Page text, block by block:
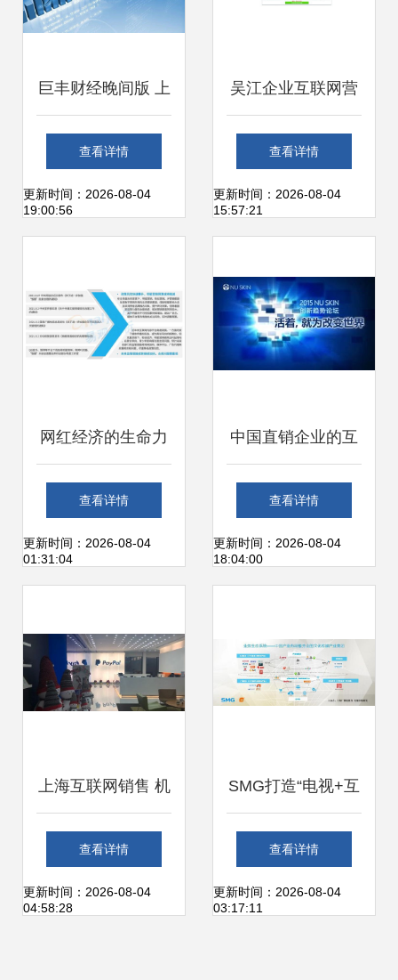
巨丰财经晚间版 上
海互联网销售板块
投资机遇深度解析
查看详情
更新时间：2026-08-04
19:00:56
吴江企业互联网营
销与网站建设指南
本地优质服务商与
查看详情
更新时间：2026-08-04
15:57:21
网红经济的生命力
几何？上海互联网
销售的转型与思考
查看详情
更新时间：2026-08-04
01:31:04
中国直销企业的互
联网化转型 安利、
自然阳光等积极布
及全国市场体验
查看详情
更新时间：2026-08-04
18:04:00
上海互联网销售 机
遇与挑战并存的职
场选择与生活成本
查看详情
更新时间：2026-08-04
04:58:28
SMG打造“电视+互
联网+产业”全景营
销生态圈，引领上
查看详情
更新时间：2026-08-04
03:17:11